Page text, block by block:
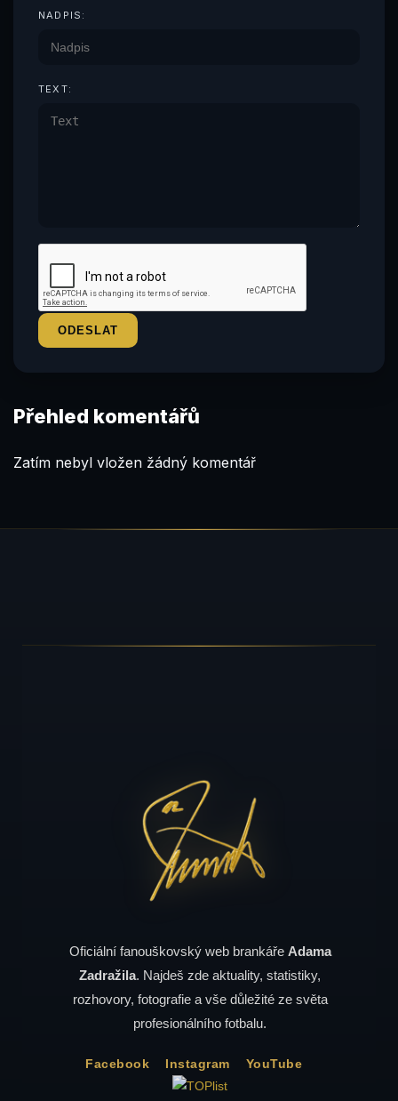
NADPIS:
TEXT:
Přehled komentářů
Zatím nebyl vložen žádný komentář
Oficiální fanouškovský web brankáře Adama
Zadražila. Najdeš zde aktuality, statistiky,
rozhovory, fotografie a vše důležité ze světa
profesionálního fotbalu.
Facebook Instagram YouTube